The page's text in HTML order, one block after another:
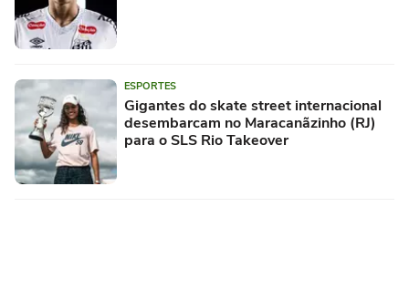
ESPORTES
Gigantes do skate street internacional
desembarcam no Maracanãzinho (RJ)
para o SLS Rio Takeover